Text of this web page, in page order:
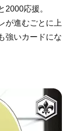
2000応援。
が進むごとに上
強いカードにな